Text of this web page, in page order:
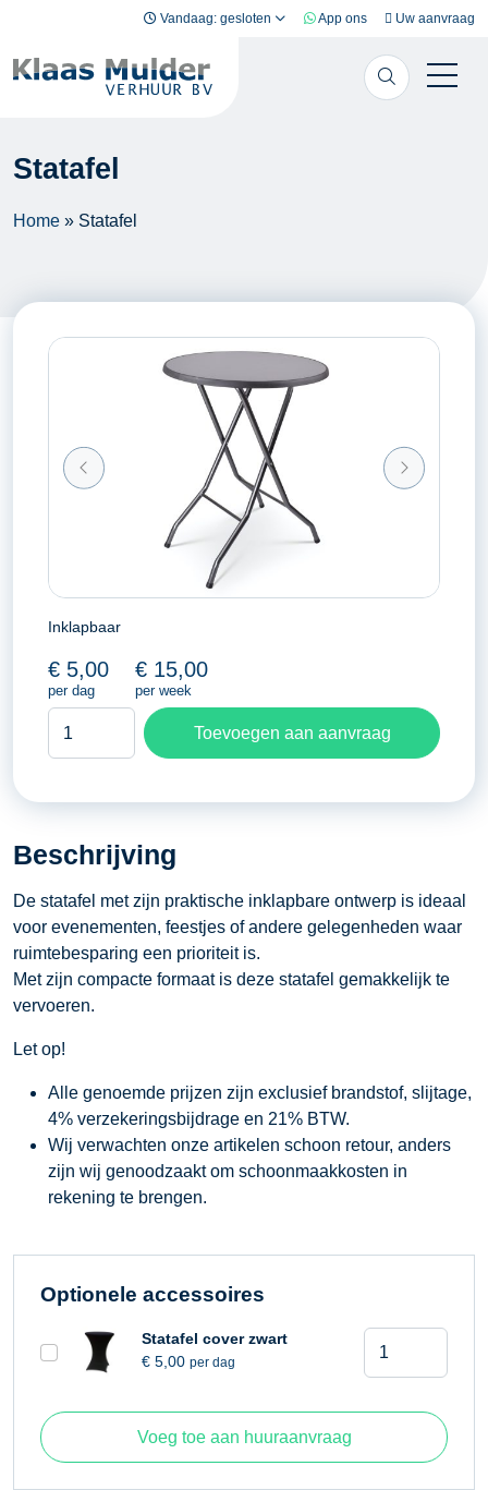
Vandaag: gesloten App ons Uw aanvraag
Statafel
Home » Statafel
Inklapbaar
€ 5,00
per dag
€ 15,00
per week
Toevoegen aan aanvraag
Beschrijving
De statafel met zijn praktische inklapbare ontwerp is ideaal
voor evenementen, feestjes of andere gelegenheden waar
ruimtebesparing een prioriteit is.
Met zijn compacte formaat is deze statafel gemakkelijk te
vervoeren.
Let op!
Alle genoemde prijzen zijn exclusief brandstof, slijtage,
4% verzekeringsbijdrage en 21% BTW.
Wij verwachten onze artikelen schoon retour, anders
zijn wij genoodzaakt om schoonmaakkosten in
rekening te brengen.
Optionele accessoires
Statafel cover zwart
€5,00 per dag
Voeg toe aan huuraanvraag